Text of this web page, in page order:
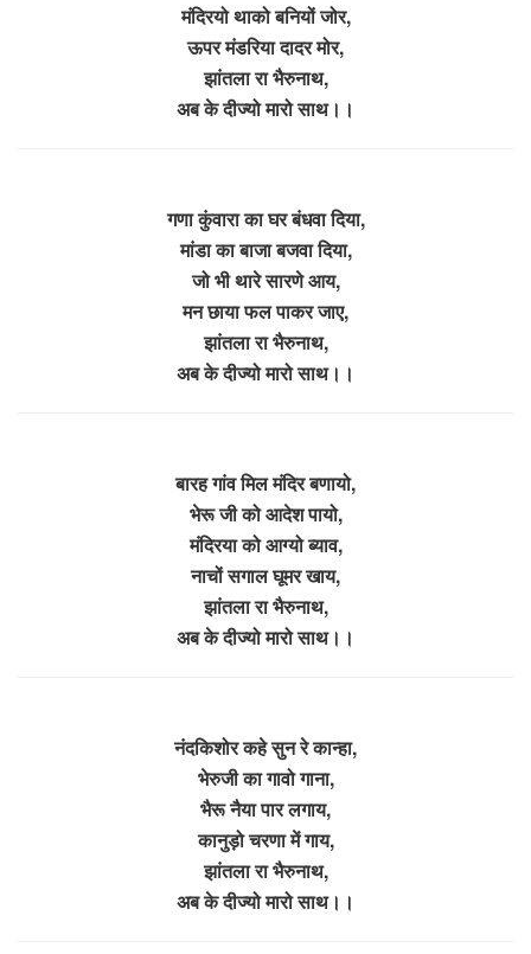
मंदिरयो थाको बनियों जोर,
ऊपर मंडरिया दादर मोर,
झांतला रा भैरुनाथ,
अब के दीज्यो मारो साथ।।
गणा कुंवारा का घर बंधवा दिया,
मांडा का बाजा बजवा दिया,
जो भी थारे सारणे आय,
मन छाया फल पाकर जाए,
झांतला रा भैरुनाथ,
अब के दीज्यो मारो साथ।।
बारह गांव मिल मंदिर बणायो,
भेरू जी को आदेश पायो,
मंदिरया को आग्यो ब्याव,
नाचों सगाल घूमर खाय,
झांतला रा भैरुनाथ,
अब के दीज्यो मारो साथ।।
नंदकिशोर कहे सुन रे कान्हा,
भेरुजी का गावो गाना,
भैरू नैया पार लगाय,
कानुड़ो चरणा में गाय,
झांतला रा भैरुनाथ,
अब के दीज्यो मारो साथ।।